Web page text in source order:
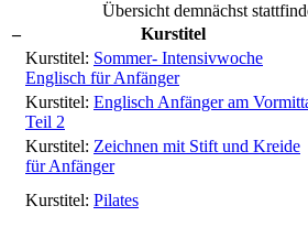
Übersicht demnächst
–
Kurstitel
Kurstitel: Sommer- Intensivwoche
Englisch für Anfänger
Kurstitel: Englisch Anfänger am
Teil 2
Kurstitel: Zeichnen mit Stift und Kreide
für Anfänger
Kurstitel: Pilates